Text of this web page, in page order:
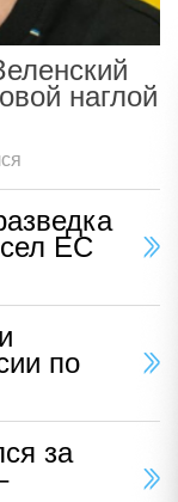
наглой
ЕС
по
за